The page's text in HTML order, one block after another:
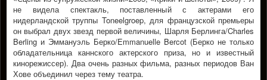
не видела спектакль, поставленный с актерами его
нидерландской труппы Toneelgroep, для французской премьеры
он выбрал двух звезд первой величины, Шарля Берлинга/Charles
Berling и Эммануэль Берко/Emmanuelle Bercot (Берко не только
обладательница каннского актерского приза, но и известный
кинорежиссер). Два очень разных фильма, разных периодов Ван
Хове объединил через тему театра.